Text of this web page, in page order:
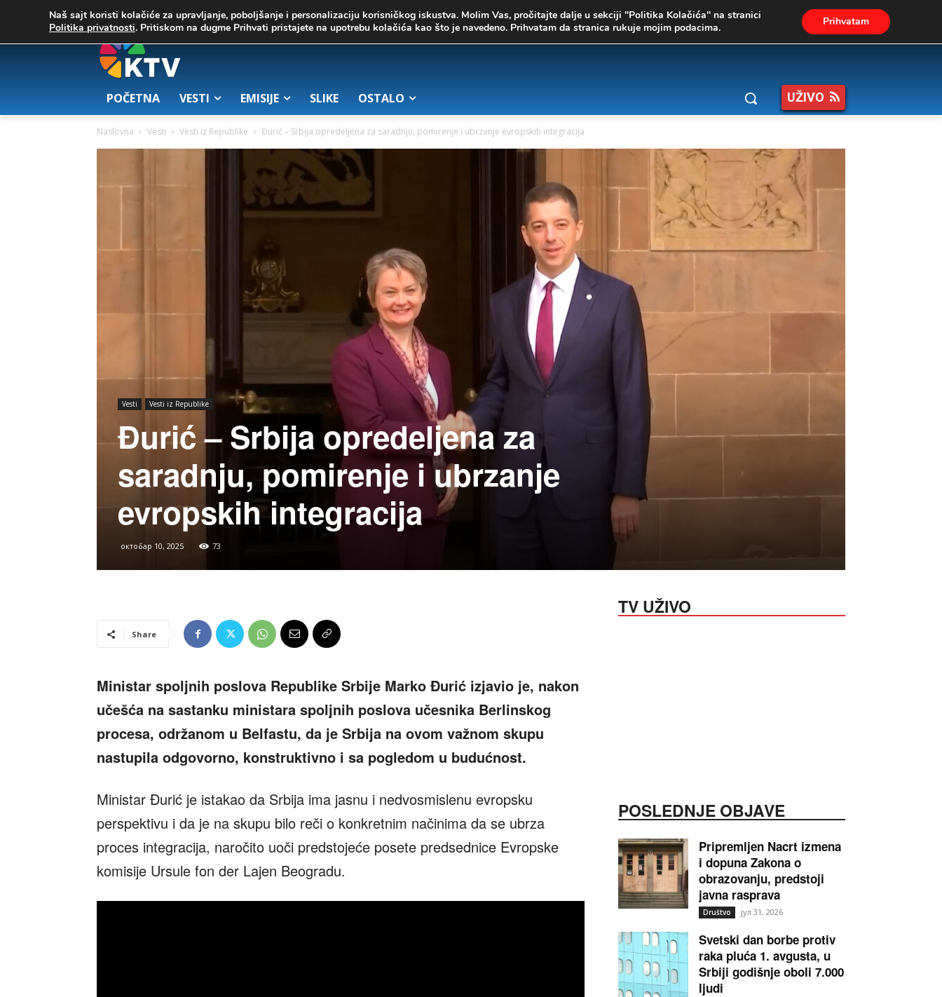
25.7 Zrenjanin 02. август 2026.
POČETNA VESTI EMISIJE SLIKE OSTALO UŽIVO
Naslovna Vesti Vesti iz Republike Đurić – Srbija opredeljena za saradnju, pomirenje i ubrzanje evropskih integracija
Vesti Vesti iz Republike
Đurić – Srbija opredeljena za
saradnju, pomirenje i ubrzanje
evropskih integracija
октобар 10, 2025 73
Share
Ministar spoljnih poslova Republike Srbije Marko Đurić izjavio je, nakon
učešća na sastanku ministara spoljnih poslova učesnika Berlinskog
procesa, održanom u Belfastu, da je Srbija na ovom važnom skupu
nastupila odgovorno, konstruktivno i sa pogledom u budućnost.
Ministar Đurić je istakao da Srbija ima jasnu i nedvosmislenu evropsku
perspektivu i da je na skupu bilo reči o konkretnim načinima da se ubrza
proces integracija, naročito uoči predstojeće posete predsednice Evropske
komisije Ursule fon der Lajen Beogradu.
TV UŽIVO
POSLEDNJE OBJAVE
Pripremljen Nacrt izmena
i dopuna Zakona o
obrazovanju, predstoji
javna rasprava
Društvo јул 31, 2026
Svetski dan borbe protiv
raka pluća 1. avgusta, u
Srbiji godišnje oboli 7.000
ljudi
Naš sajt koristi kolačiće za upravljanje, poboljšanje i personalizaciju korisničkog iskustva. Molim Vas, pročitajte dalje u sekciji "Politika Kolačića" na stranici
Politika privatnosti. Pritiskom na dugme Prihvati pristajete na upotrebu kolačića kao što je navedeno. Prihvatam da stranica rukuje mojim podacima. Prihvatam